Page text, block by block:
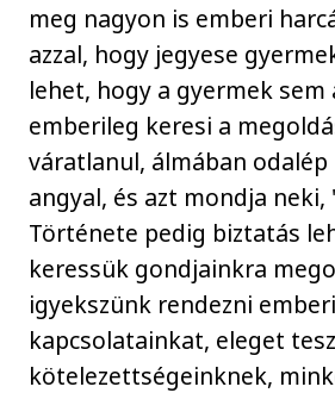
meg nagyon is emberi
azzal, hogy jegyese
lehet, hogy a gyermek sem
emberileg keresi a
váratlanul, álmában odalép
angyal, és azt mondja neki,
Története pedig biztatás
keressük gondjainkra
igyekszünk rendezni emberi
kapcsolatainkat, eleget
kötelezettségeinknek,